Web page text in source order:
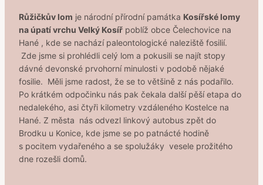
Růžičkův lom je národní přírodní památka Kosířské lomy
na úpatí vrchu Velký Kosíř poblíž obce Čelechovice na
Hané , kde se nachází paleontologické naleziště fosilií.
Zde jsme si prohlédli celý lom a pokusili se najít stopy
dávné devonské prvohorní minulosti v podobě nějaké
fosilie. Měli jsme radost, že se to většině z nás podařilo.
Po krátkém odpočinku nás pak čekala další pěší etapa do
nedalekého, asi čtyři kilometry vzdáleného Kostelce na
Hané. Z města nás odvezl linkový autobus zpět do
Brodku u Konice, kde jsme se po patnácté hodině
s pocitem vydařeného a se spolužáky vesele prožitého
dne rozešli domů.